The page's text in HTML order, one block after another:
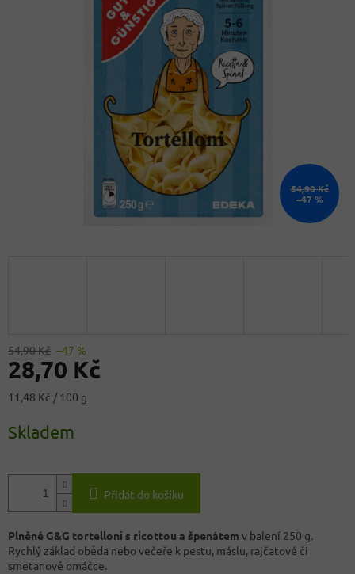
54,90 Kč
–47 %
54,90 Kč –47 %
28,70 Kč
Měrná
11,48 Kč / 100 g
Skladem
Přidat do košíku
Plněné G&G tortelloni s ricottou a špenátem v balení 250 g.
Rychlý základ oběda nebo večeře k pestu, máslu, rajčatové či
smetanové omáčce.